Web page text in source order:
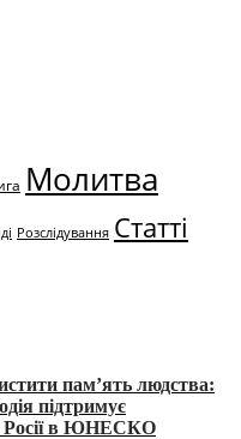
Молитва
Розслідування Статті
пам’ять людства:
підтримує
Росії в ЮНЕСКО